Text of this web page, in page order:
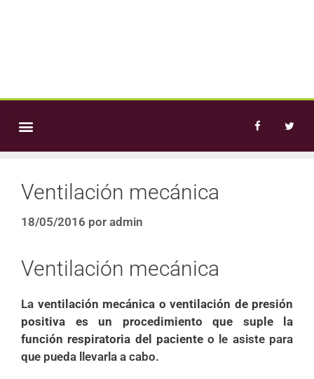
Ventilación mecánica
18/05/2016 por admin
Ventilación mecánica
La ventilación mecánica o ventilación de presión
positiva es un procedimiento que suple la
función respiratoria del pacienteo le asiste para
que pueda llevarla a cabo.